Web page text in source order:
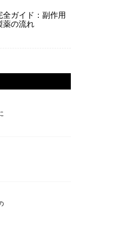
ガイド：副作用
薬の流れ